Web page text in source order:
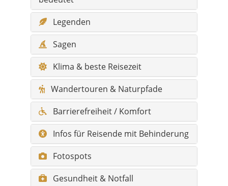
Klima & beste Reisezeit
Wandertouren & Naturpfade
Barrierefreiheit / Komfort
Infos für Reisende mit Behinderung
Fotospots
Gesundheit & Notfall
Shopping & Märkte
Skurriles & Besonderheiten